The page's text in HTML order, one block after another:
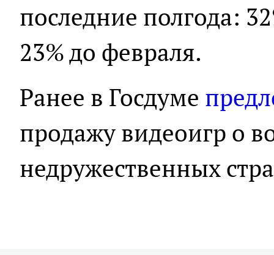
последние полгода:
23% до февраля.
Ранее в Госдуме
продажу видеоигр о
недружественных